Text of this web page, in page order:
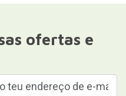
ofertas e